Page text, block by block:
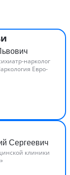
нарколог
Евро-
Сергеевич
клиники